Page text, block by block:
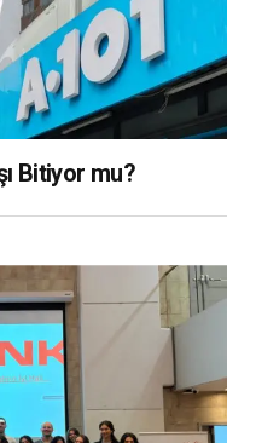
Bitiyor mu?